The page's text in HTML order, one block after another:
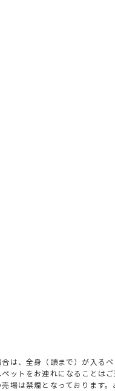
は、全身（頭まで）が入る
ットをお連れになることは
場は禁煙となっております